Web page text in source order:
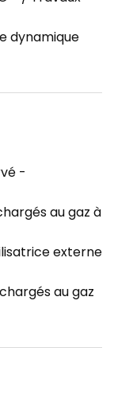
dynamique
-
au gaz à
externe
au gaz